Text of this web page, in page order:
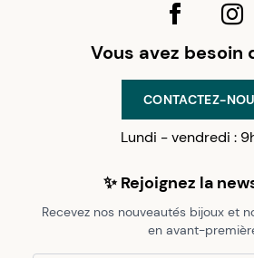
Vous avez besoin
CONTACTEZ-
Lundi - vendredi :
✨ Rejoignez la
Recevez nos nouveautés bijoux et
en avant-